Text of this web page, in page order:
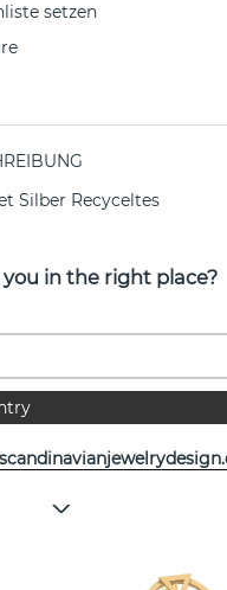
Silber Recyceltes
in the right place?